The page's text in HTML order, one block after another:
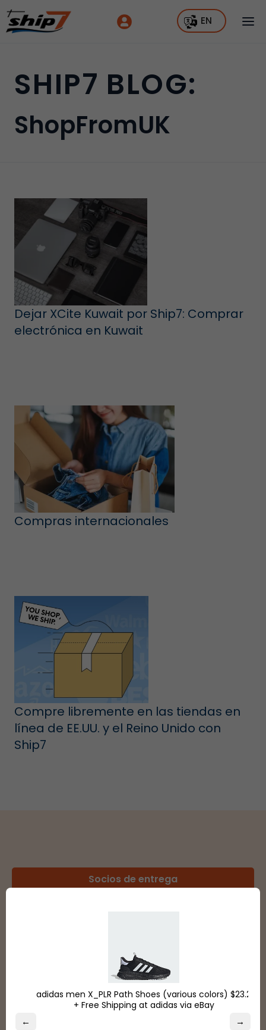
EN
SHIP7 BLOG:
ShopFromUK
Dejar XCite Kuwait por Ship7: Comprar
electrónica en Kuwait
Compras internacionales
Compre libremente en las tiendas en
línea de EE.UU. y el Reino Unido con
Ship7
Socios de entrega
← →
adidas men X_PLR Path Shoes (various colors) $23.2
+ Free Shipping at adidas via eBay